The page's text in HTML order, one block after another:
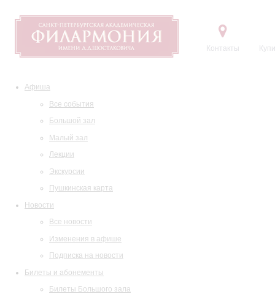
Контакты
Афиша
Все события
Большой зал
Малый зал
Лекции
Экскурсии
Пушкинская карта
Новости
Все новости
Изменения в афише
Подписка на новости
Билеты и абонементы
Билеты Большого зала